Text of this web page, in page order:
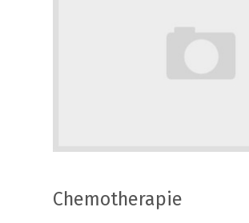
Chemotherapie